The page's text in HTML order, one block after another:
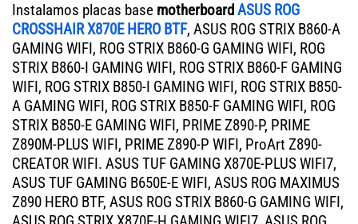
Instalamos placas base motherboardASUS ROG
CROSSHAIR X870E HERO BTF, ASUS ROG STRIX B860-A
GAMING WIFI, ROG STRIX B860-G GAMING WIFI, ROG
STRIX B860-I GAMING WIFI, ROG STRIX B860-F GAMING
WIFI, ROG STRIX B850-I GAMING WIFI, ROG STRIX B850-
A GAMING WIFI, ROG STRIX B850-F GAMING WIFI, ROG
STRIX B850-E GAMING WIFI, PRIME Z890-P, PRIME
Z890M-PLUS WIFI, PRIME Z890-P WIFI, ProArt Z890-
CREATOR WIFI. ASUS TUF GAMING X870E-PLUS WIFI7,
ASUS TUF GAMING B650E-E WIFI, ASUS ROG MAXIMUS
Z890 HERO BTF, ASUS ROG STRIX B860-G GAMING WIFI,